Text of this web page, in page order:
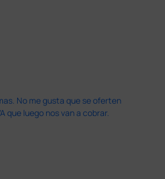
No me gusta que se oferten
que luego nos van a cobrar.